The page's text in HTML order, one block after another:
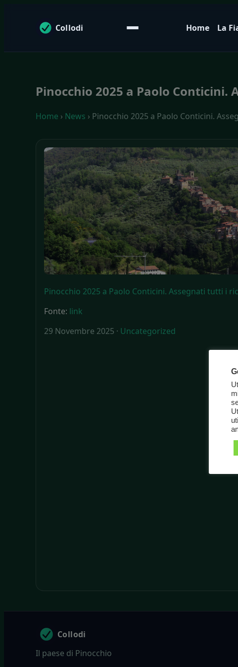
Collodi Home La
Pinocchio 2025 a Paolo
Home › News › Pinocchio 2025 a Paolo Conticini.
Pinocchio 2025 a Paolo Conticini. Assegnati tutti i
Fonte: link
29 Novembre 2025 · Uncategorized
Collodi
Il paese di Pinocchio